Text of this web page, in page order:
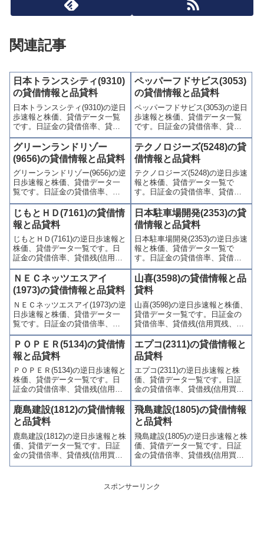
関連記事
日本トランスシティ(9310)
の貸借情報と品貸料
日本トランスシティ(9310)の逆日
歩速報と株価、貸借データ一覧
です。日証金の貸借倍率、貸借
残(信用買残、信用売残)、品貸料
(逆日歩)、東証の週末残高、規制
(注意喚起・申込停止)など、空売
り関連情報を集計し、図解でわ
かりやすくまとめて掲載してい
ます。
ペッパーフドサビス(3053)
の貸借情報と品貸料
ペッパーフドサビス(3053)の逆日
歩速報と株価、貸借データ一覧
です。日証金の貸借倍率、貸借
残(信用買残、信用売残)、品貸料
(逆日歩)、東証の週末残高、規制
(注意喚起・申込停止)など、空売
り関連情報を集計し、図解でわ
かりやすくまとめて掲載してい
ます。
グリーンランドリゾー
(9656)の貸借情報と品貸料
グリーンランドリゾー(9656)の逆
日歩速報と株価、貸借データ一
覧です。日証金の貸借倍率、貸
借残(信用買残、信用売残)、品貸
料(逆日歩)、東証の週末残高、規
制(注意喚起・申込停止)など、空
売り関連情報を集計し、図解で
わかりやすくまとめて掲載して
います。
テクノロジーズ(5248)の貸
借情報と品貸料
テクノロジーズ(5248)の逆日歩速
報と株価、貸借データ一覧で
す。日証金の貸借倍率、貸借残
(信用買残、信用売残)、品貸料
(逆日歩)、東証の週末残高、規制
(注意喚起・申込停止)など、空売
り関連情報を集計し、図解でわ
かりやすくまとめて掲載してい
ます。
じもとＨＤ(7161)の貸借情
報と品貸料
じもとＨＤ(7161)の逆日歩速報と
株価、貸借データ一覧です。日
証金の貸借倍率、貸借残(信用買
残、信用売残)、品貸料(逆日
歩)、東証の週末残高、規制(注意
喚起・申込停止)など、空売り関
連情報を集計し、図解でわかり
やすくまとめて掲載していま
す。
日本駐車場開発(2353)の貸
借情報と品貸料
日本駐車場開発(2353)の逆日歩速
報と株価、貸借データ一覧で
す。日証金の貸借倍率、貸借残
(信用買残、信用売残)、品貸料
(逆日歩)、東証の週末残高、規制
(注意喚起・申込停止)など、空売
り関連情報を集計し、図解でわ
かりやすくまとめて掲載してい
ます。
ＮＥＣネッツエスアイ
(1973)の貸借情報と品貸料
ＮＥＣネッツエスアイ(1973)の逆
日歩速報と株価、貸借データ一
覧です。日証金の貸借倍率、貸
借残(信用買残、信用売残)、品貸
料(逆日歩)、東証の週末残高、規
制(注意喚起・申込停止)など、空
売り関連情報を集計し、図解で
わかりやすくまとめて掲載して
います。
山喜(3598)の貸借情報と品
貸料
山喜(3598)の逆日歩速報と株価、
貸借データ一覧です。日証金の
貸借倍率、貸借残(信用買残、信
用売残)、品貸料(逆日歩)、東証
の週末残高、規制(注意喚起・申
込停止)など、空売り関連情報を
集計し、図解でわかりやすくま
とめて掲載しています。
ＰＯＰＥＲ(5134)の貸借情
報と品貸料
ＰＯＰＥＲ(5134)の逆日歩速報と
株価、貸借データ一覧です。日
証金の貸借倍率、貸借残(信用買
残、信用売残)、品貸料(逆日
歩)、東証の週末残高、規制(注意
喚起・申込停止)など、空売り関
連情報を集計し、図解でわかり
やすくまとめて掲載していま
す。
エプコ(2311)の貸借情報と
品貸料
エプコ(2311)の逆日歩速報と株
価、貸借データ一覧です。日証
金の貸借倍率、貸借残(信用買
残、信用売残)、品貸料(逆日
歩)、東証の週末残高、規制(注意
喚起・申込停止)など、空売り関
連情報を集計し、図解でわかり
やすくまとめて掲載していま
す。
鹿島建設(1812)の貸借情報
と品貸料
鹿島建設(1812)の逆日歩速報と株
価、貸借データ一覧です。日証
金の貸借倍率、貸借残(信用買
残、信用売残)、品貸料(逆日
喚起・申込停止)など、空売り関
連情報を集計し、図解でわかり
飛島建設(1805)の貸借情報
と品貸料
飛島建設(1805)の逆日歩速報と株
価、貸借データ一覧です。日証
金の貸借倍率、貸借残(信用買
残、信用売残)、品貸料(逆日
喚起・申込停止)など、空売り関
連情報を集計し、図解でわかり
スポンサーリンク